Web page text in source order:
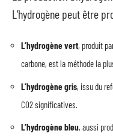
L’hydrogène peut être
L’hydrogène vert, produit
carbone, est la méthode la
L’hydrogène gris, issu du
CO2 significatives.
L’hydrogène bleu, aussi